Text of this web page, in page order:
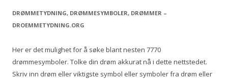
r
c
f
o
r
DRØMMETYDNING, DRØMMESYMBOLER, DRØMMER –
DROEMMETYDNING.ORG
Her er det mulighet for å søke blant nesten 7770
drømmesymboler. Tolke din drøm akkurat nå i dette nettstedet.
Skriv inn drøm eller viktigste symbol eller symboler fra drøm eller